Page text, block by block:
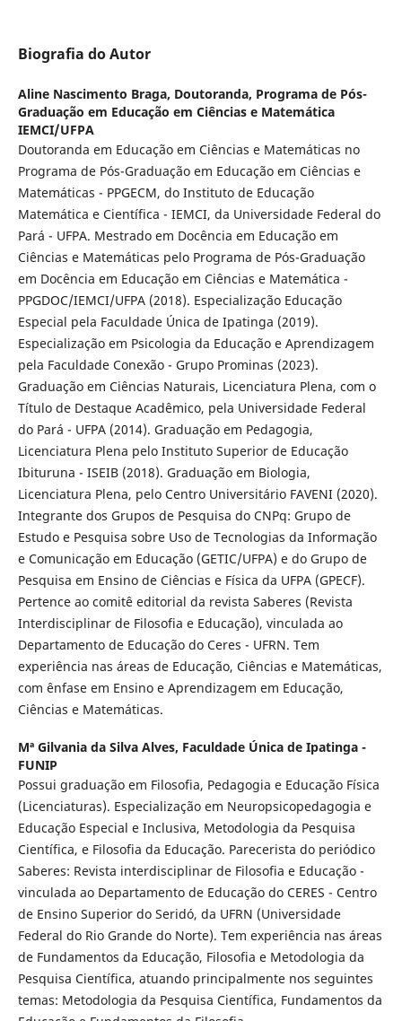
Biografia do Autor
Aline Nascimento Braga, Doutoranda, Programa de Pós-
Graduação em Educação em Ciências e Matemática
IEMCI/UFPA
Doutoranda em Educação em Ciências e Matemáticas no
Programa de Pós-Graduação em Educação em Ciências e
Matemáticas - PPGECM, do Instituto de Educação
Matemática e Científica - IEMCI, da Universidade Federal do
Pará - UFPA. Mestrado em Docência em Educação em
Ciências e Matemáticas pelo Programa de Pós-Graduação
em Docência em Educação em Ciências e Matemática -
PPGDOC/IEMCI/UFPA (2018). Especialização Educação
Especial pela Faculdade Única de Ipatinga (2019).
Especialização em Psicologia da Educação e Aprendizagem
pela Faculdade Conexão - Grupo Prominas (2023).
Graduação em Ciências Naturais, Licenciatura Plena, com o
Título de Destaque Acadêmico, pela Universidade Federal
do Pará - UFPA (2014). Graduação em Pedagogia,
Licenciatura Plena pelo Instituto Superior de Educação
Ibituruna - ISEIB (2018). Graduação em Biologia,
Licenciatura Plena, pelo Centro Universitário FAVENI (2020).
Integrante dos Grupos de Pesquisa do CNPq: Grupo de
Estudo e Pesquisa sobre Uso de Tecnologias da Informação
e Comunicação em Educação (GETIC/UFPA) e do Grupo de
Pesquisa em Ensino de Ciências e Física da UFPA (GPECF).
Pertence ao comitê editorial da revista Saberes (Revista
Interdisciplinar de Filosofia e Educação), vinculada ao
Departamento de Educação do Ceres - UFRN. Tem
experiência nas áreas de Educação, Ciências e Matemáticas,
com ênfase em Ensino e Aprendizagem em Educação,
Ciências e Matemáticas.
Mª Gilvania da Silva Alves, Faculdade Única de Ipatinga -
FUNIP
Possui graduação em Filosofia, Pedagogia e Educação Física
(Licenciaturas). Especialização em Neuropsicopedagogia e
Educação Especial e Inclusiva, Metodologia da Pesquisa
Científica, e Filosofia da Educação. Parecerista do periódico
Saberes: Revista interdisciplinar de Filosofia e Educação -
vinculada ao Departamento de Educação do CERES - Centro
de Ensino Superior do Seridó, da UFRN (Universidade
Federal do Rio Grande do Norte). Tem experiência nas áreas
de Fundamentos da Educação, Filosofia e Metodologia da
Pesquisa Científica, atuando principalmente nos seguintes
temas: Metodologia da Pesquisa Científica, Fundamentos da